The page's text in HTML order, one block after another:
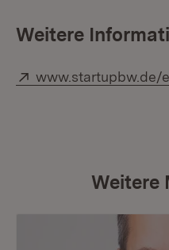
Weitere
Extern:
www.startupbw.de/
Weitere